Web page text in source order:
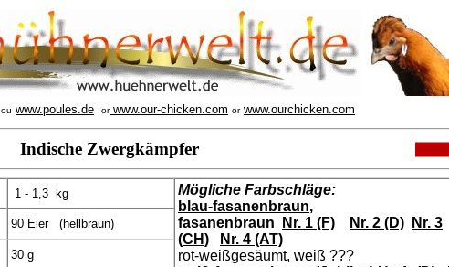
ou www.poules.de orwww.our-chicken.com or www.ourchicken.com
Indische Zwergkämpfer
1 - 1,3 kg
Mögliche Farbschläge:
blau-fasanenbraun,
fasanenbraun
Nr. 1 (F) Nr. 2 (D)
Nr. 3
(CH)
Nr. 4 (AT)
rot-weißgesäumt, weiß ???
90 Eier (hellbraun)
30 g